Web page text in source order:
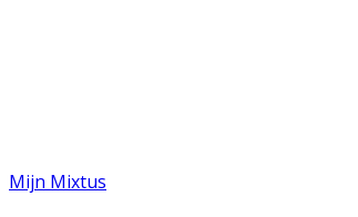
Mijn Mixtus